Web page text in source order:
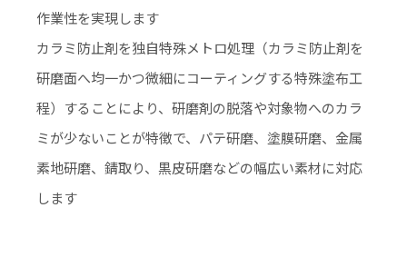
作業性を実現します
カラミ防止剤を独自特殊メトロ処理（カラミ防止剤を
研磨面へ均一かつ微細にコーティングする特殊塗布工
程）することにより、研磨剤の脱落や対象物へのカラ
ミが少ないことが特徴で、パテ研磨、塗膜研磨、金属
素地研磨、錆取り、黒皮研磨などの幅広い素材に対応
します